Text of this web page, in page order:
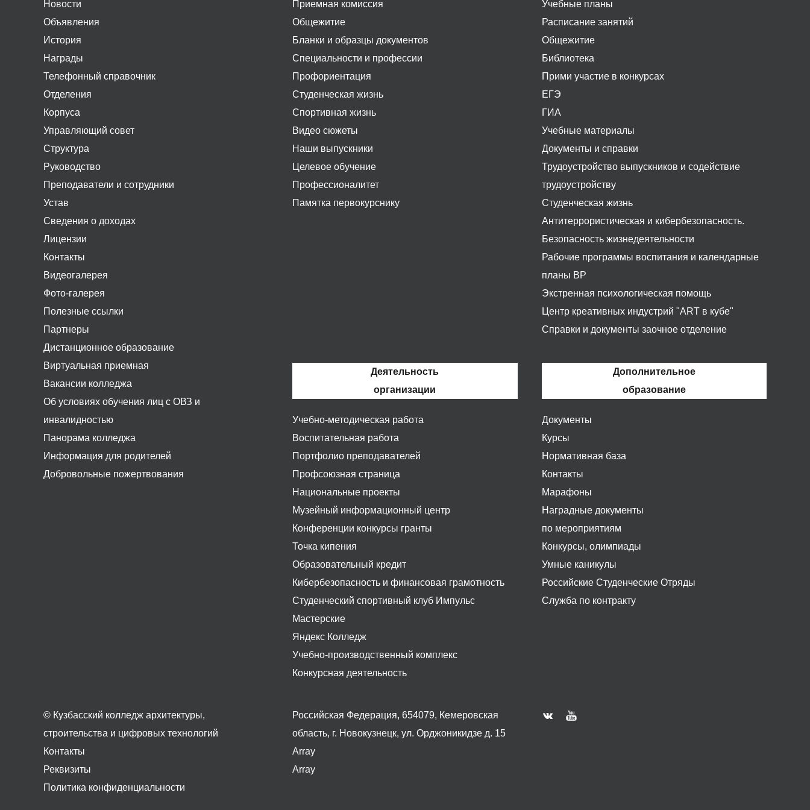
Новости
Объявления
История
Награды
Телефонный справочник
Отделения
Корпуса
Управляющий совет
Структура
Руководство
Преподаватели и сотрудники
Устав
Сведения о доходах
Лицензии
Контакты
Видеогалерея
Фото-галерея
Полезные ссылки
Партнеры
Дистанционное образование
Виртуальная приемная
Вакансии колледжа
Об условиях обучения лиц с ОВЗ и
инвалидностью
Панорама колледжа
Информация для родителей
Добровольные пожертвования
Приемная комиссия
Общежитие
Бланки и образцы документов
Специальности и профессии
Профориентация
Студенческая жизнь
Спортивная жизнь
Видео сюжеты
Наши выпускники
Целевое обучение
Профессионалитет
Памятка первокурснику
Учебные планы
Расписание занятий
Общежитие
Библиотека
Прими участие в конкурсах
ЕГЭ
ГИА
Учебные материалы
Документы и справки
Трудоустройство выпускников и содействие
трудоустройству
Студенческая жизнь
Антитеррористическая и кибербезопасность.
Безопасность жизнедеятельности
Рабочие программы воспитания и календарные
планы ВР
Экстренная психологическая помощь
Центр креативных индустрий "ART в кубе"
Справки и документы заочное отделение
Деятельность
организации
Учебно-методическая работа
Воспитательная работа
Портфолио преподавателей
Профсоюзная страница
Национальные проекты
Музейный информационный центр
Конференции конкурсы гранты
Точка кипения
Образовательный кредит
Кибербезопасность и финансовая грамотность
Студенческий спортивный клуб Импульс
Мастерские
Яндекс Колледж
Учебно-производственный комплекс
Конкурсная деятельность
Дополнительное
образование
Документы
Курсы
Нормативная база
Контакты
Марафоны
Наградные документы
по мероприятиям
Конкурсы, олимпиады
Умные каникулы
Российские Студенческие Отряды
Служба по контракту
© Кузбасский колледж архитектуры,
строительства и цифровых технологий
Контакты
Реквизиты
Политика конфиденциальности
Российская Федерация, 654079, Кемеровская
область, г. Новокузнецк, ул. Орджоникидзе д. 15
Array
Array